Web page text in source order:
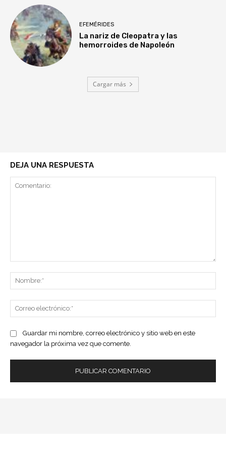
EFEMÉRIDES
La nariz de Cleopatra y las
hemorroides de Napoleón
Cargar más
DEJA UNA RESPUESTA
Guardar mi nombre, correo electrónico y sitio web en este
navegador la próxima vez que comente.